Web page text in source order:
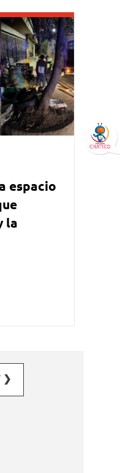
espacio
la
❯